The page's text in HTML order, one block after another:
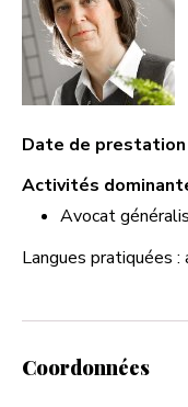
Date de
Activités
Avocat
Langues pratiquées
Coordonnées